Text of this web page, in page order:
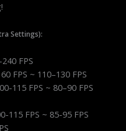
Settings):
FPS
FPS ~ 110–130 FPS
115 FPS ~ 80–90 FPS
115 FPS ~ 85-95 FPS